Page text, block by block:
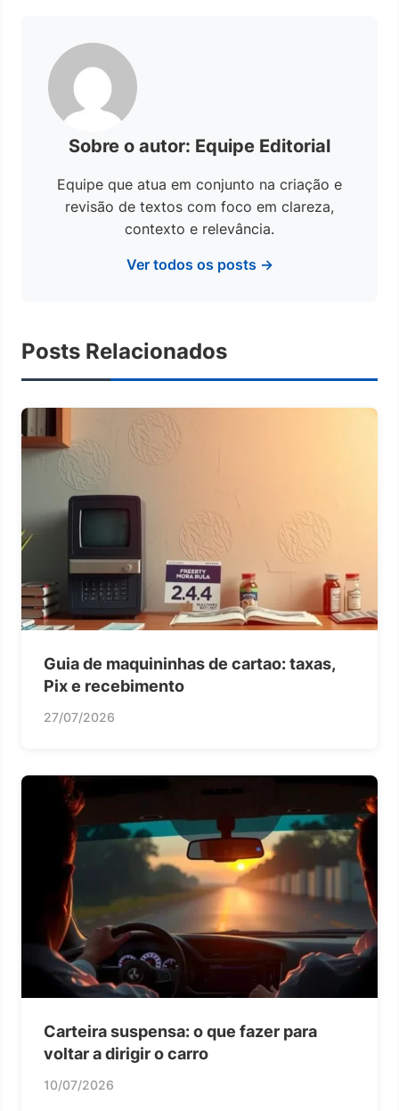
Sobre o autor: Equipe Editorial
Equipe que atua em conjunto na criação e
revisão de textos com foco em clareza,
contexto e relevância.
Ver todos os posts →
Posts Relacionados
Guia de maquininhas de cartao: taxas,
Pix e recebimento
27/07/2026
Carteira suspensa: o que fazer para
voltar a dirigir o carro
10/07/2026